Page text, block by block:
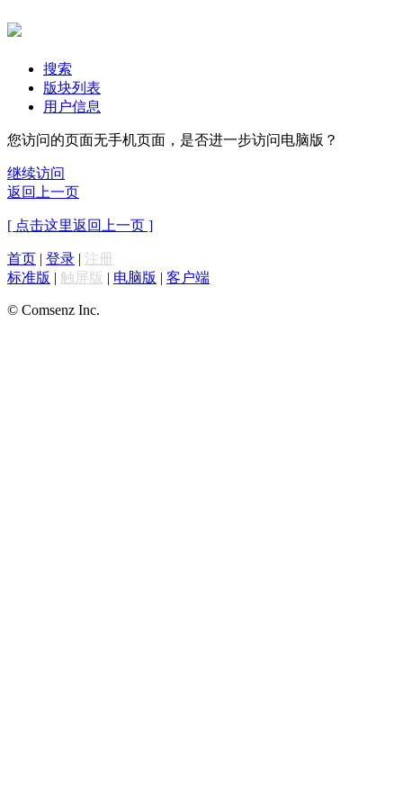
搜索
版块列表
用户信息
您访问的页面无手机页面，是否进一步访问电脑版？
继续访问
返回上一页
[ 点击这里返回上一页 ]
首页 | 登录 | 注册
标准版 | 触屏版 | 电脑版 | 客户端
© Comsenz Inc.